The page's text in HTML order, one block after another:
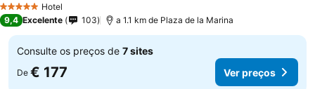
5 Estrelas Hotel
9,4 Excelente 103 a 1.1 km de Plaza de la Marina
Consulte os preços de 7 sites
De € 177 Ver preços